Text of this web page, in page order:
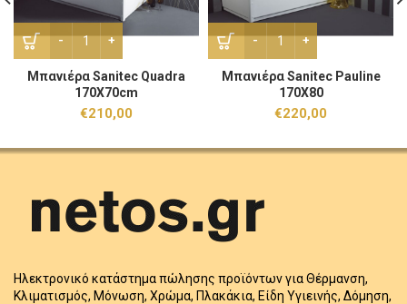
Μπανιέρα Sanitec Quadra 170X70cm ποσότητα
Μπανιέρα Sanitec Quadra
170X70cm
€210,00
Μπανιέρα Sanitec Pauline
Μπανιέρα Sanitec Pauline
170X80
€220,00
Ηλεκτρονικό κατάστημα πώλησης προϊόντων για Θέρμανση,
Κλιματισμός, Μόνωση, Χρώμα, Πλακάκια, Είδη Υγιεινής, Δόμηση,